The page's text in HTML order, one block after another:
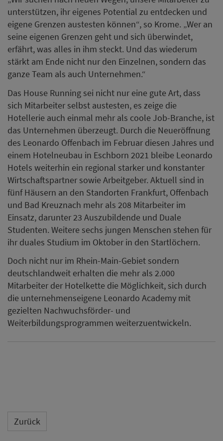
des Leonardo Offenbach im Februar diesen Jahres und
einem Hotelneubau in Eschborn 2021 bleibe Leonardo
Hotels weiterhin ein regional starker und konstanter
Wirtschaftspartner sowie Arbeitgeber. Aktuell sind in
fünf Häusern an den Standorten Frankfurt, Offenbach
und Bad Kreuznach mehr als 208 Mitarbeiter im
Einsatz, darunter 23 Auszubildende und Duale
Studenten. Weitere sechs jungen Menschen stehen für
ihr duales Studium im Oktober in den Startlöchern.
Doch nicht nur im Rhein-Main-Gebiet sondern
deutschlandweit erhalten die mehr als 2.000
Mitarbeiter der Hotelkette die Möglichkeit, sich durch
die unternehmenseigene Leonardo Academy mit
gezielten Nachwuchsförder- und
Weiterbildungsprogrammen weiterzuentwickeln.
Zurück
Vielleicht auch interessant
Wie aus einem H-Plus-Hotel